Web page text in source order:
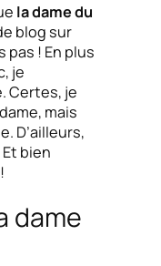
la dame du
blog sur
pas ! En plus
je
Certes, je
mais
D’ailleurs,
bien
dame